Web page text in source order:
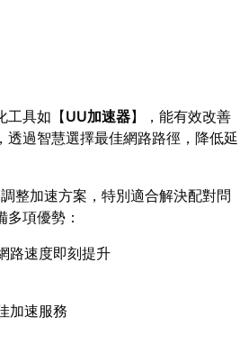
工具如【UU加速器】，能有效改善
過智慧選擇最佳網路路徑，降低延
整加速方案，特別適合解決配對問
項優勢：
路速度即刻提升
加速服務